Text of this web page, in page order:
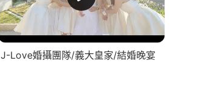
J-Love婚攝團隊/義大皇家/結婚晚宴